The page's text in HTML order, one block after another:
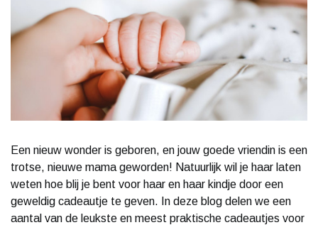
Een nieuw wonder is geboren, en jouw goede vriendin is een
trotse, nieuwe mama geworden! Natuurlijk wil je haar laten
weten hoe blij je bent voor haar en haar kindje door een
geweldig cadeautje te geven. In deze blog delen we een
aantal van de leukste en meest praktische cadeautjes voor